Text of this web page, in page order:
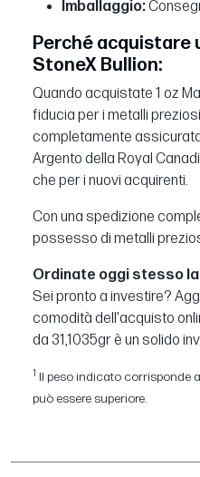
Imballaggio:
Perché acquistare
StoneX Bullion:
Quando acquistate 1 oz
fiducia per i metalli
completamente
Argento della Royal
che per i nuovi acquirenti.
Con una spedizione
possesso di metalli
Ordinate oggi stesso la
Sei pronto a investire?
comodità dell'acquisto
da 31,1035gr è un solido
1 Il peso indicato corrisponde
può essere superiore.